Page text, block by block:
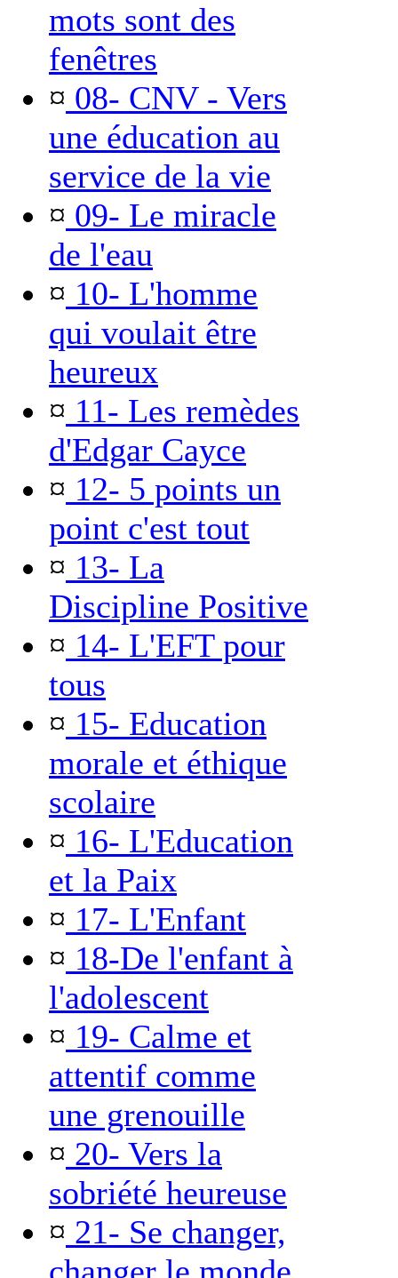
mots sont des
fenêtres
¤ 08- CNV - Vers
une éducation au
service de la vie
¤ 09- Le miracle
de l'eau
¤ 10- L'homme
qui voulait être
heureux
¤ 11- Les remèdes
d'Edgar Cayce
¤ 12- 5 points un
point c'est tout
¤ 13- La
Discipline Positive
¤ 14- L'EFT pour
tous
¤ 15- Education
morale et éthique
scolaire
¤ 16- L'Education
et la Paix
¤ 17- L'Enfant
¤ 18-De l'enfant à
l'adolescent
¤ 19- Calme et
attentif comme
une grenouille
¤ 20- Vers la
sobriété heureuse
¤ 21- Se changer,